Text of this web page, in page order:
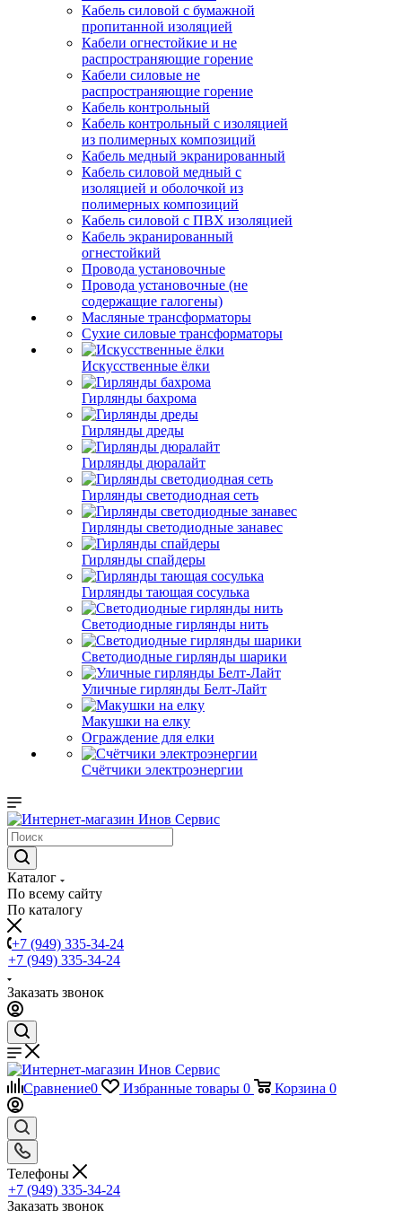
Кабель силовой с бумажной
пропитанной изоляцией
Кабели огнестойкие и не
распространяющие горение
Кабели силовые не
распространяющие горение
Кабель контрольный
Кабель контрольный с изоляцией
из полимерных композиций
Кабель медный экранированный
Кабель силовой медный с
изоляцией и оболочкой из
полимерных композиций
Кабель силовой с ПВХ изоляцией
Кабель экранированный
огнестойкий
Провода установочные
Провода установочные (не
содержащие галогены)
Масляные трансформаторы
Сухие силовые трансформаторы
Искусственные ёлки
Гирлянды бахрома
Гирлянды дреды
Гирлянды дюралайт
Гирлянды светодиодная сеть
Гирлянды светодиодные занавес
Гирлянды спайдеры
Гирлянды тающая сосулька
Светодиодные гирлянды нить
Светодиодные гирлянды шарики
Уличные гирлянды Белт-Лайт
Макушки на елку
Ограждение для елки
Счётчики электроэнергии
Каталог
По всему сайту
По каталогу
+7 (949) 335-34-24
+7 (949) 335-34-24
Заказать звонок
Сравнение0 Избранные товары 0 Корзина 0
Телефоны
+7 (949) 335-34-24
Заказать звонок